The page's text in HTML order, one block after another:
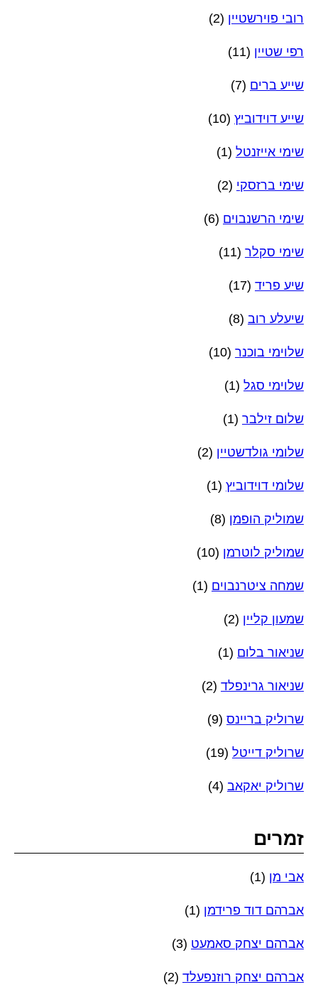
רובי פוירשטיין (2)
רפי שטיין (11)
שייע ברים (7)
שייע דוידוביץ (10)
שימי אייזנטל (1)
שימי ברזסקי (2)
שימי הרשנבוים (6)
שימי סקלר (11)
שיע פריד (17)
שיעלע רוב (8)
שלוימי בוכנר (10)
שלוימי סגל (1)
שלום זילבר (1)
שלומי גולדשטיין (2)
שלומי דוידוביץ (1)
שמוליק הופמן (8)
שמוליק לוטרמן (10)
שמחה ציטרנבוים (1)
שמעון קליין (2)
שניאור בלום (1)
שניאור גרינפלד (2)
שרוליק בריינס (9)
שרוליק דייטל (19)
שרוליק יאקאב (4)
זמרים
אבי מן (1)
אברהם דוד פרידמן (1)
אברהם יצחק סאמעט (3)
אברהם יצחק רוזנפעלד (2)